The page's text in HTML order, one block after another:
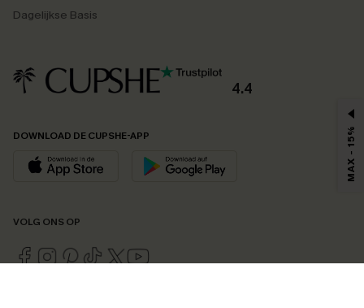
Dagelijkse Basis
4.4
DOWNLOAD DE CUPSHE-APP
VOLG ONS OP
MAX - 15%